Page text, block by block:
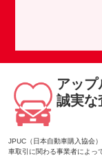
アップ
誠実な
JPUC（日本自動車購入協会
車取引に関わる事業者によっ